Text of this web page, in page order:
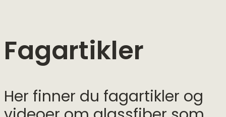
Fagartikler
Her finner du fagartikler og